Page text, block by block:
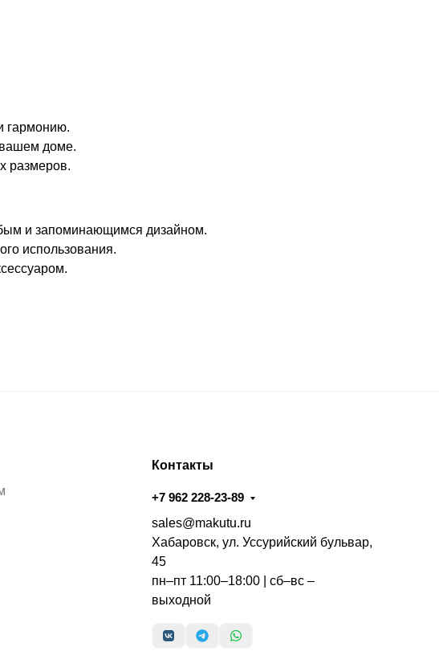
гармонию.
вашем доме.
размеров.
и запоминающимся дизайном.
использования.
Контакты
+7 962 228-23-89
sales@makutu.ru
Хабаровск, ул. Уссурийский бульвар,
45
пн–пт 11:00–18:00 | сб–вс –
выходной